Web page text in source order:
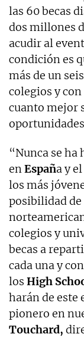
las 60 becas
dos millones
acudir al
condición es
más de un
colegios y
cuanto mejor
“Nunca se ha
enEspaña y
los más
posibilidad
colegios y
becas a
cada una y
los High
harán de este
pionero en
Touchard,